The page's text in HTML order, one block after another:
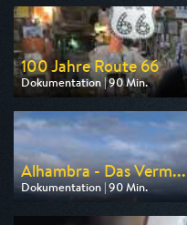
100 Jahre Route 66
Dokumentation | 90 Min.
Ausgestrahlt von arte
am 13.08.2026, 20:15
Alhambra - Das Verm...
Dokumentation | 90 Min.
Ausgestrahlt von arte
am 08.08.2026, 20:15